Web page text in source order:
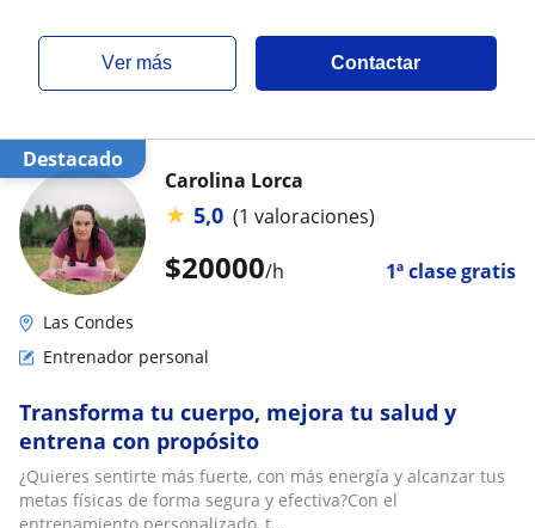
ver más Contactar
Destacado
$20000/h 1ª clase gratis
Carolina Lorca
★ 5,0 (1 valoraciones)
Las Condes
Entrenador personal
Transforma tu cuerpo, mejora tu salud y
entrena con propósito
¿Quieres sentirte más fuerte, con más energía y alcanzar tus
metas físicas de forma segura y efectiva?Con el